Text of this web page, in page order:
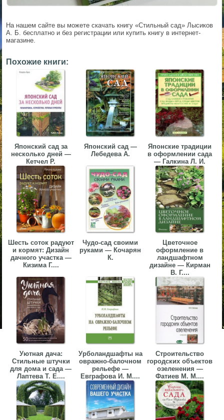
На нашем сайте вы можете скачать книгу «Стильный сад» Лысиков
А. Б. бесплатно и без регистрации или купить книгу в интернет-
магазине.
Похожие книги:
Японский сад за
несколько дней —
Кетчел Р.
Японский сад —
Лебедева А.
Японские традиции
в оформлении сада
— Галкина Л. И.
Шесть соток радуют
и кормят: Дизайн
дачного участка —
Кизима Г....
Чудо-сад своими
руками — Кочарян
К.
Цветочное
оформление в
ландшафтном
дизайне — Кирман
В. Г....
Уютная дача:
Стильные штучки
для дома и сада —
Лаптева Т. Е....
Урболандшафты на
овражно-балочном
рельефе —
Евграфова И. М....
Строительство
городских объектов
озеленения —
Фатиев М. М....
▼
▼